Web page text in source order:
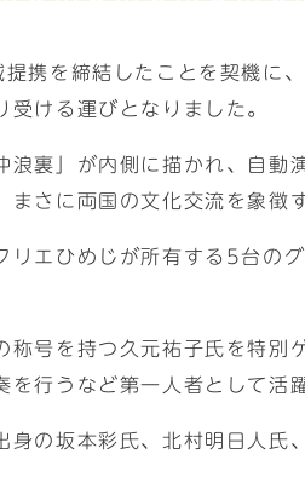
携を締結したことを契機に
ける運びとなりました。
浪裏」が内側に描かれ、自
さに両国の文化交流を象徴
リエひめじが所有する5台
称号を持つ久元祐子氏を特
行うなど第一人者として活
の坂本彩氏、北村明日人氏